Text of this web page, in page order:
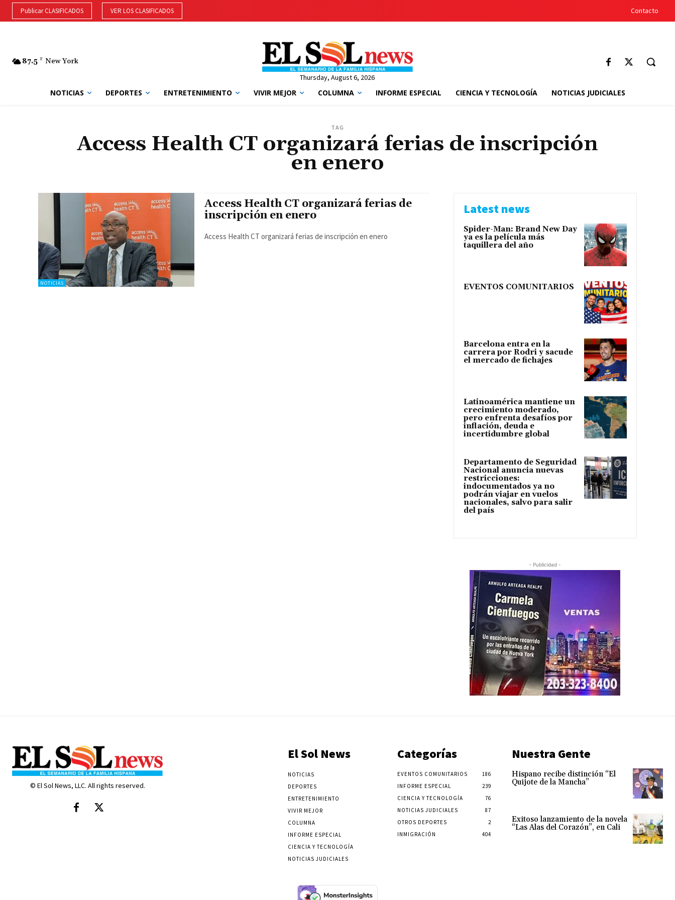
Publicar CLASIFICADOS VER LOS CLASIFICADOS Contacto
87.5 F New York
Thursday, August 6, 2026
NOTICIAS DEPORTES ENTRETENIMIENTO VIVIR MEJOR COLUMNA INFORME ESPECIAL CIENCIA Y TECNOLOGÍA NOTICIAS JUDICIALES
TAG
Access Health CT organizará ferias de inscripción
en enero
NOTICIAS
Access Health CT organizará ferias de
inscripción en enero
Access Health CT organizará ferias de inscripción en enero
Latest news
Spider-Man: Brand New Day
ya es la película más
taquillera del año
EVENTOS COMUNITARIOS
Barcelona entra en la
carrera por Rodri y sacude
el mercado de fichajes
Latinoamérica mantiene un
crecimiento moderado,
pero enfrenta desafíos por
inflación, deuda e
incertidumbre global
Departamento de Seguridad
Nacional anuncia nuevas
restricciones:
indocumentados ya no
podrán viajar en vuelos
nacionales, salvo para salir
del país
- Publicidad -
© El Sol News, LLC. All rights reserved.
El Sol News
NOTICIAS
DEPORTES
ENTRETENIMIENTO
VIVIR MEJOR
COLUMNA
INFORME ESPECIAL
CIENCIA Y TECNOLOGÍA
NOTICIAS JUDICIALES
Categorías
EVENTOS COMUNITARIOS
186
INFORME ESPECIAL
239
CIENCIA Y TECNOLOGÍA
76
NOTICIAS JUDICIALES
87
OTROS DEPORTES
2
INMIGRACIÓN
404
Nuestra Gente
Hispano recibe distinción “El
Quijote de la Mancha”
Exitoso lanzamiento de la novela
“Las Alas del Corazón”, en Cali